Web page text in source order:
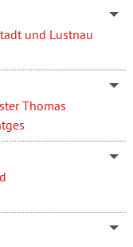
und Lustnau
Thomas